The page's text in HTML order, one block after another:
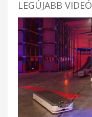
LEGÚJABB VIDEÓ